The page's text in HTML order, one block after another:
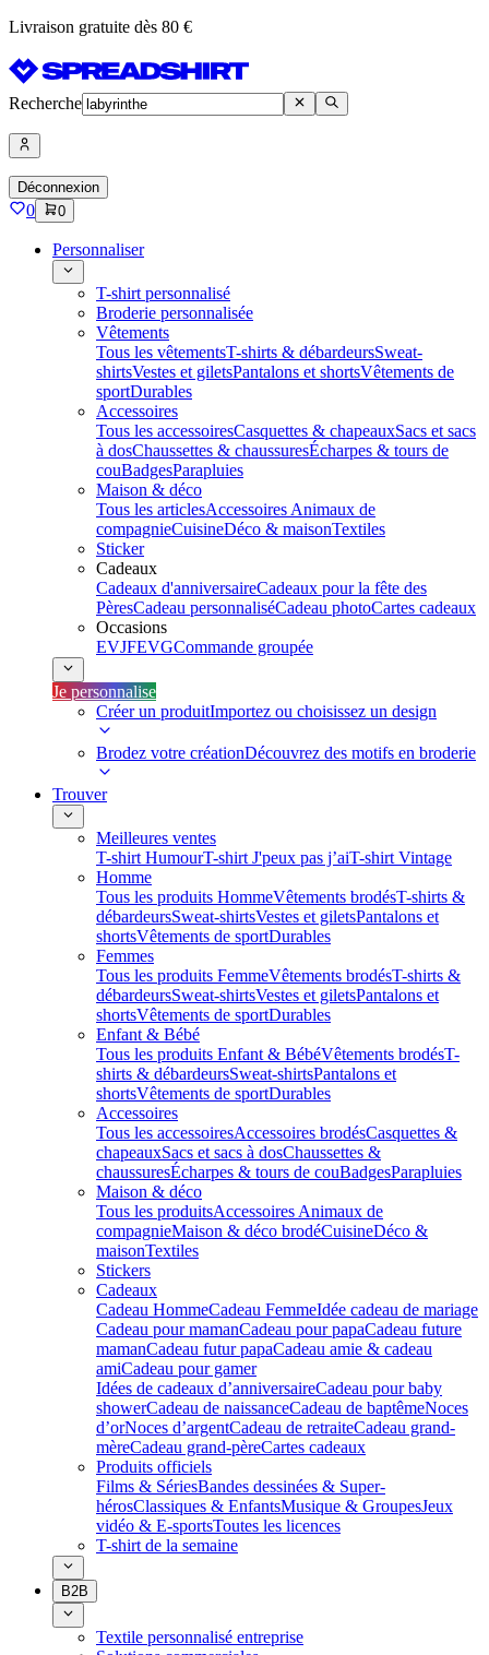
Livraison gratuite dès 80 €
Recherche
Déconnexion
0 0
Personnaliser
T-shirt personnalisé
Broderie personnalisée
Vêtements
Tous les vêtementsT-shirts & débardeursSweat-
shirtsVestes et giletsPantalons et shortsVêtements de
sportDurables
Accessoires
Tous les accessoiresCasquettes & chapeauxSacs et sacs
à dosChaussettes & chaussuresÉcharpes & tours de
couBadgesParapluies
Maison & déco
Tous les articlesAccessoires Animaux de
compagnieCuisineDéco & maisonTextiles
Sticker
Cadeaux
Cadeaux d'anniversaireCadeaux pour la fête des
PèresCadeau personnaliséCadeau photoCartes cadeaux
Occasions
EVJFEVGCommande groupée
Je personnalise
Créer un produitImportez ou choisissez un design
Brodez votre créationDécouvrez des motifs en broderie
Trouver
Meilleures ventes
T-shirt HumourT-shirt J'peux pas j’aiT-shirt Vintage
Homme
Tous les produits HommeVêtements brodésT-shirts &
débardeursSweat-shirtsVestes et giletsPantalons et
shortsVêtements de sportDurables
Femmes
Tous les produits FemmeVêtements brodésT-shirts &
débardeursSweat-shirtsVestes et giletsPantalons et
shortsVêtements de sportDurables
Enfant & Bébé
Tous les produits Enfant & BébéVêtements brodésT-
shirts & débardeursSweat-shirtsPantalons et
shortsVêtements de sportDurables
Accessoires
Tous les accessoiresAccessoires brodésCasquettes &
chapeauxSacs et sacs à dosChaussettes &
chaussuresÉcharpes & tours de couBadgesParapluies
Maison & déco
Tous les produitsAccessoires Animaux de
compagnieMaison & déco brodéCuisineDéco &
maisonTextiles
Stickers
Cadeaux
Cadeau HommeCadeau FemmeIdée cadeau de mariage​
Cadeau pour mamanCadeau pour papaCadeau future
mamanCadeau futur papaCadeau amie & cadeau
amiCadeau pour gamer
Idées de cadeaux d’anniversaireCadeau pour baby
showerCadeau de naissanceCadeau de baptêmeNoces
d’orNoces d’argentCadeau de retraiteCadeau grand-
mèreCadeau grand-pèreCartes cadeaux
Produits officiels
Films & SériesBandes dessinées & Super-
hérosClassiques & EnfantsMusique & GroupesJeux
vidéo & E-sportsToutes les licences
T-shirt de la semaine
B2B
Textile personnalisé entreprise